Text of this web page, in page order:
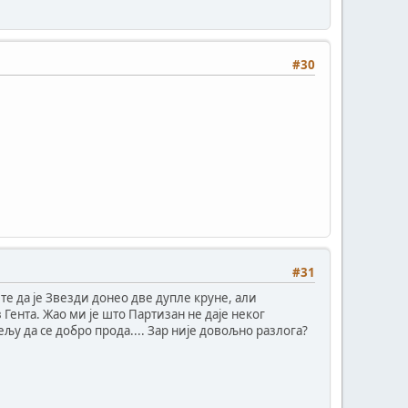
#30
#31
да је Звезди донео две дупле круне, али
Жао ми је што Партизан не даје неког
да се добро прода.... Зар није довољно разлога?